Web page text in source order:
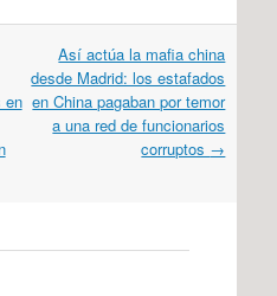
en
Así actúa la mafia china
desde Madrid: los estafados
en China pagaban por temor
a una red de funcionarios
corruptos →